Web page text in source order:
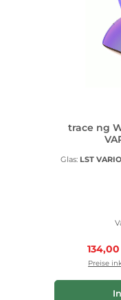
trace ng
Glas: LST
Preise